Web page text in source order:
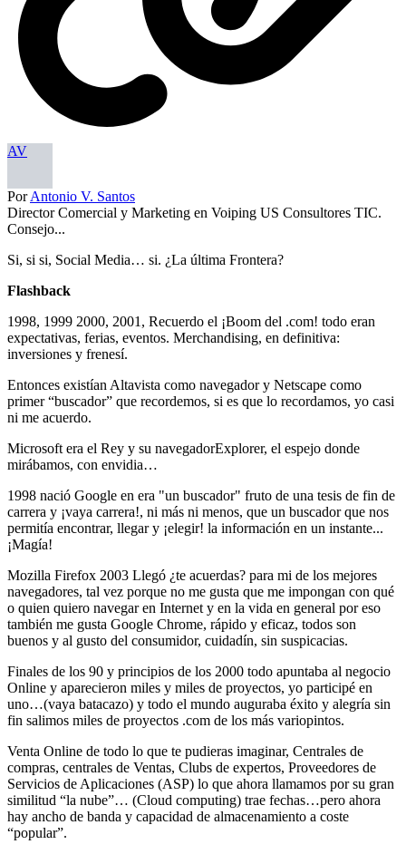
AV
PorAntonio V. Santos
Director Comercial y Marketing en Voiping US Consultores TIC.
Consejo...
Si, si si, Social Media… si. ¿La última Frontera?
Flashback
1998, 1999 2000, 2001, Recuerdo el ¡Boom del .com! todo eran
expectativas, ferias, eventos. Merchandising, en definitiva:
inversiones y frenesí.
Entonces existían Altavista como navegador y Netscape como
primer “buscador” que recordemos, si es que lo recordamos, yo casi
ni me acuerdo.
Microsoft era el Rey y su navegadorExplorer, el espejo donde
mirábamos, con envidia…
1998 nació Google en era "un buscador" fruto de una tesis de fin de
carrera y ¡vaya carrera!, ni más ni menos, que un buscador que nos
permitía encontrar, llegar y ¡elegir! la información en un instante...
¡Magía!
Mozilla Firefox 2003 Llegó ¿te acuerdas? para mi de los mejores
navegadores, tal vez porque no me gusta que me impongan con qué
o quien quiero navegar en Internet y en la vida en general por eso
también me gusta Google Chrome, rápido y eficaz, todos son
buenos y al gusto del consumidor, cuidadín, sin suspicacias.
Finales de los 90 y principios de los 2000 todo apuntaba al negocio
Online y aparecieron miles y miles de proyectos, yo participé en
uno…(vaya batacazo) y todo el mundo auguraba éxito y alegría sin
fin salimos miles de proyectos .com de los más variopintos.
Venta Online de todo lo que te pudieras imaginar, Centrales de
compras, centrales de Ventas, Clubs de expertos, Proveedores de
Servicios de Aplicaciones (ASP) lo que ahora llamamos por su gran
similitud “la nube”… (Cloud computing) trae fechas…pero ahora
hay ancho de banda y capacidad de almacenamiento a coste
“popular”.